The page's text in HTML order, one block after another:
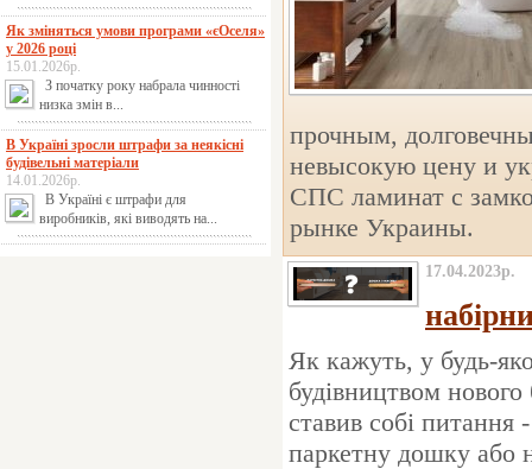
Як зміняться умови програми «єОселя»
у 2026 році
15.01.2026р.
З початку року набрала чинності
низка змін в...
В Україні зросли штрафи за неякісні
будівельні матеріали
14.01.2026р.
В Україні є штрафи для
виробників, які виводять на...
прочным,
невысокую цену и
СПС ламинат с
рынке Украины.
17.04.2023р.
Як кажуть, у будь-
будівництвом
ставив собі питання
паркетну дошку або